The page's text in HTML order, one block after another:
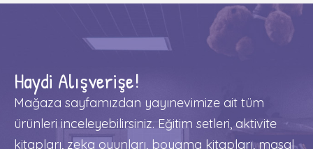
Haydi Alışverişe!
Mağaza sayfamızdan yayınevimize ait tüm
ürünleri inceleyebilirsiniz. Eğitim setleri, aktivite
kitapları, zeka oyunları, boyama kitapları, masal